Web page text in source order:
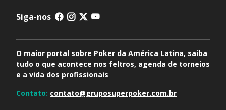
Siga-nos
O maior portal sobre Poker da América Latina, saiba
tudo o que acontece nos feltros, agenda de torneios
e a vida dos profissionais
Contato: contato@gruposuperpoker.com.br